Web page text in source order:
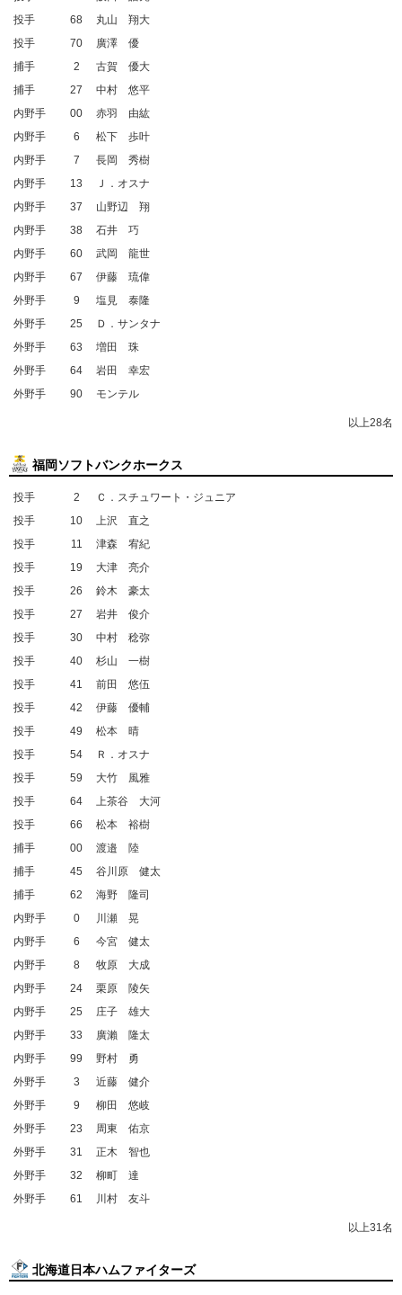
投手
68
丸山 翔大
投手
70
廣澤 優
捕手
2
古賀 優大
捕手
27
中村 悠平
内野手
00
赤羽 由紘
内野手
6
松下 歩叶
内野手
7
長岡 秀樹
内野手
13
Ｊ．オスナ
内野手
37
山野辺 翔
内野手
38
石井 巧
内野手
60
武岡 龍世
内野手
67
伊藤 琉偉
外野手
9
塩見 泰隆
外野手
25
Ｄ．サンタナ
外野手
63
増田 珠
外野手
64
岩田 幸宏
外野手
90 モンテル
以上28名
福岡ソフトバンクホークス
投手 2
Ｃ．スチュワート・ジュニア
投手
10
上沢 直之
投手
11
津森 宥紀
投手
19
大津 亮介
投手
26
鈴木 豪太
投手
27
岩井 俊介
投手
30
中村 稔弥
投手
40
杉山 一樹
投手
41
前田 悠伍
投手
42
伊藤 優輔
投手
49
松本 晴
投手
54
Ｒ．オスナ
投手
59
大竹 風雅
投手
64
上茶谷 大河
投手
66
松本 裕樹
捕手
00
渡邉 陸
捕手
45
谷川原 健太
捕手
62
海野 隆司
内野手
0
川瀬 晃
内野手
6
今宮 健太
内野手
8
牧原 大成
内野手
24
栗原 陵矢
内野手
25
庄子 雄大
内野手
33
廣瀨 隆太
内野手
99
野村 勇
外野手
3
近藤 健介
外野手
9
柳田 悠岐
外野手
23
周東 佑京
外野手
31
正木 智也
外野手
32
柳町 達
外野手
61 川村 友斗
以上31名
北海道日本ハムファイターズ